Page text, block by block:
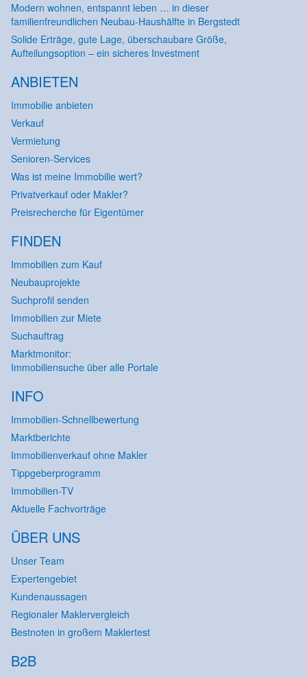
Modern wohnen, entspannt leben … in dieser
familienfreundlichen Neubau-Haushälfte in Bergstedt
Solide Erträge, gute Lage, überschaubare Größe,
Aufteilungsoption – ein sicheres Investment
ANBIETEN
Immobilie anbieten
Verkauf
Vermietung
Senioren-Services
Was ist meine Immobilie wert?
Privatverkauf oder Makler?
Preisrecherche für Eigentümer
FINDEN
Immobilien zum Kauf
Neubauprojekte
Suchprofil senden
Immobilien zur Miete
Suchauftrag
Marktmonitor:
Immobiliensuche über alle Portale
INFO
Immobilien-Schnellbewertung
Marktberichte
Immobilienverkauf ohne Makler
Tippgeberprogramm
Immobilien-TV
Aktuelle Fachvorträge
ÜBER UNS
Unser Team
Expertengebiet
Kundenaussagen
Regionaler Maklervergleich
Bestnoten in großem Maklertest
B2B